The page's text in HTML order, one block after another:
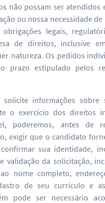
não possam ser atendidos
ou nossa necessidade
legais,
de direitos, inclusive
natureza. Os pedidos
prazo estipulado pelos
informações sobre
o exercício dos direitos
poderemos, antes de
exigir que o candidato
sua identidade,
validação da solicitação,
nome completo,
de seu currículo e
pode ser necessário